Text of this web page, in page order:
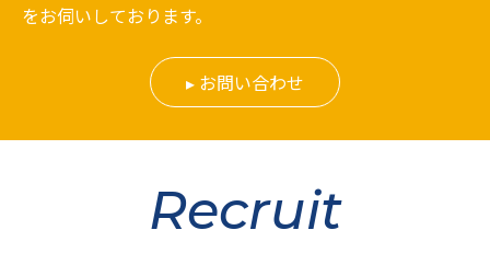
をお伺いしております。
お問い合わせ
Recruit